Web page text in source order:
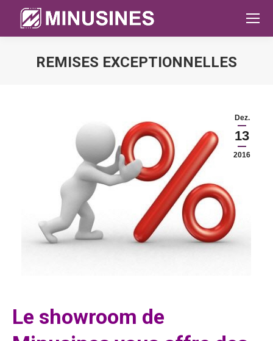
REMISES EXCEPTIONNELLES
Dez.
13
2016
Le showroom de